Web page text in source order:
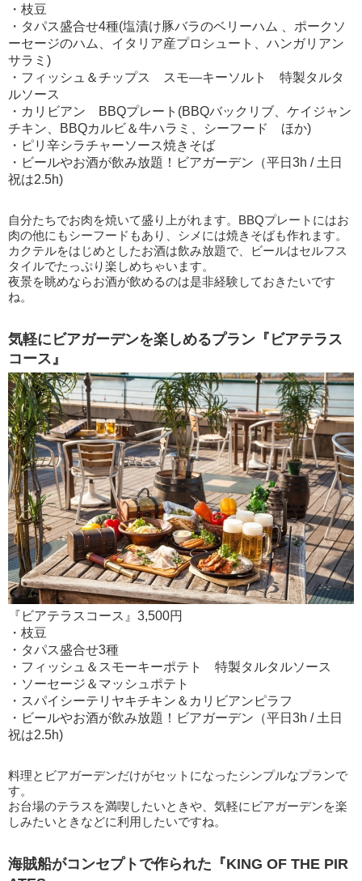
・枝豆
・タパス盛合せ4種(塩漬け豚バラのベリーハム 、ポークソ
ーセージのハム、イタリア産プロシュート、ハンガリアン
サラミ)
・フィッシュ＆チップス スモ―キーソルト 特製タルタ
ルソース
・カリビアン BBQプレート(BBQバックリブ、ケイジャン
チキン、BBQカルビ＆牛ハラミ、シーフード ほか)
・ピリ辛シラチャーソース焼きそば
・ビールやお酒が飲み放題！ビアガーデン（平日3h / 土日
祝は2.5h)
自分たちでお肉を焼いて盛り上がれます。BBQプレートにはお
肉の他にもシーフードもあり、シメには焼きそばも作れます。
カクテルをはじめとしたお酒は飲み放題で、ビールはセルフス
タイルでたっぷり楽しめちゃいます。
夜景を眺めならお酒が飲めるのは是非経験しておきたいです
ね。
気軽にビアガーデンを楽しめるプラン『ビアテラス
コース』
『ビアテラスコース』3,500円
・枝豆
・タパス盛合せ3種
・フィッシュ＆スモーキーポテト 特製タルタルソース
・ソーセージ＆マッシュポテト
・スパイシーテリヤキチキン＆カリビアンピラフ
・ビールやお酒が飲み放題！ビアガーデン（平日3h / 土日
祝は2.5h)
料理とビアガーデンだけがセットになったシンプルなプランで
す。
お台場のテラスを満喫したいときや、気軽にビアガーデンを楽
しみたいときなどに利用したいですね。
海賊船がコンセプトで作られた『KING OF THE PIR